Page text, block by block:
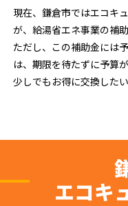
現在、鎌倉市ではエコキ
が、給湯省エネ事業の補
ただし、この補助金には
は、期限を待たずに予算
少しでもお得に交換した
エコキ